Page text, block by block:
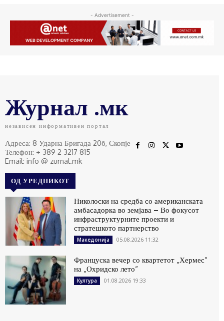
- Advertisement -
Журнал .мк
независен информативен портал
Адреса: 8 Ударна Бригада 20б, Скопје
Телефон: + 389 2 3217 815
Email: info @ zurnal.mk
ОД УРЕДНИКОТ
Николоски на средба со американската
амбасадорка во земјава – Во фокусот
инфраструктурните проекти и
стратешкото партнерство
Македонија 05.08.2026 11:32
Француска вечер со квартетот „Хермес“
на „Охридско лето“
Култура 01.08.2026 19:33